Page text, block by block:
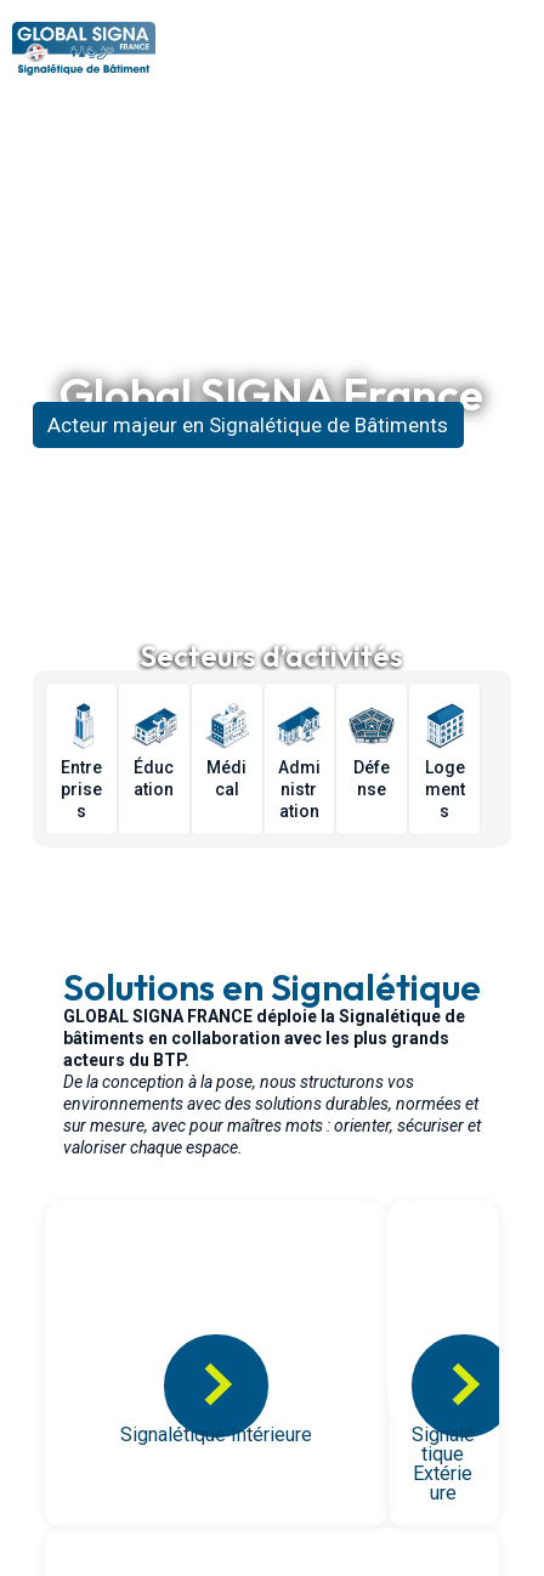
Global SIGNA France
Acteur majeur en Signalétique de Bâtiments
Secteurs d’activités
Entre
prise
s
Éduc
ation
Médi
cal
Admi
nistr
ation
Défe
nse
Loge
ment
s
Solutions en Signalétique
GLOBAL SIGNA FRANCE déploie la Signalétique de
bâtiments en collaboration avec les plus grands
acteurs du BTP.
De la conception à la pose, nous structurons vos
environnements avec des solutions durables, normées et
sur mesure, avec pour maîtres mots : orienter, sécuriser et
valoriser chaque espace.
>
Signalétique Intérieure >
Signalé
tique
Extérie
ure